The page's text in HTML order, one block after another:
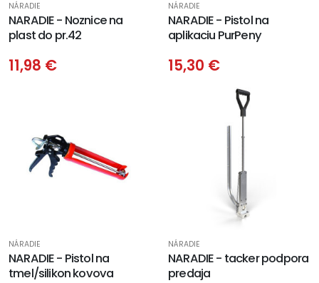
NÁRADIE
NARADIE - Noznice na
plast do pr.42
11,98 €
NÁRADIE
NARADIE - Pistol na
aplikaciu PurPeny
15,30 €
NÁRADIE
NARADIE - Pistol na
tmel/silikon kovova
NÁRADIE
NARADIE - tacker podpora
predaja